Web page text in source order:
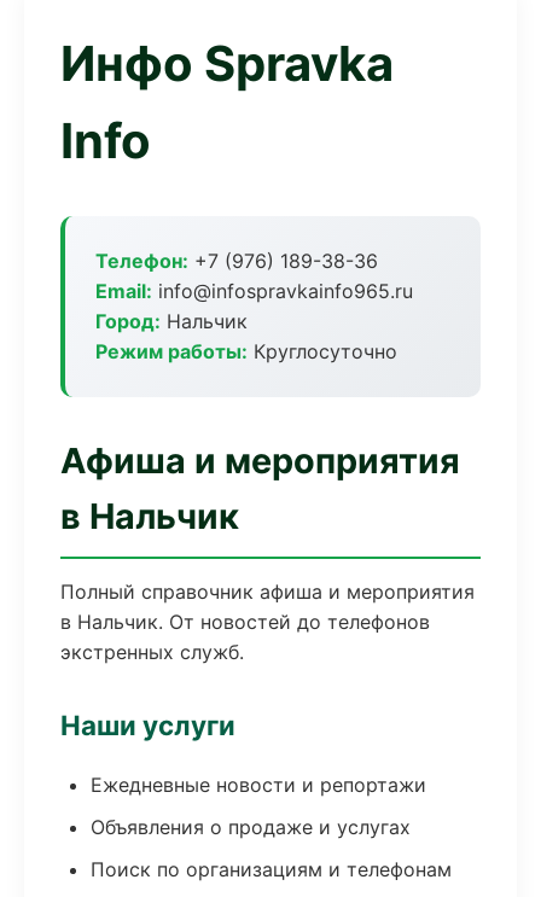
Инфо Spravka
Info
Телефон: +7 (976) 189-38-36
Email: info@infospravkainfo965.ru
Город: Нальчик
Режим работы: Круглосуточно
Афиша и мероприятия
в Нальчик
Полный справочник афиша и мероприятия
в Нальчик. От новостей до телефонов
экстренных служб.
Наши услуги
Ежедневные новости и репортажи
Объявления о продаже и услугах
Поиск по организациям и телефонам